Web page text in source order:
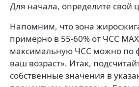
Для начала, определите свой
Напомним, что зона
примерно в 55-60% от ЧСС
максимальную ЧСС можно по
ваш возраст». Итак,
собственные значения в